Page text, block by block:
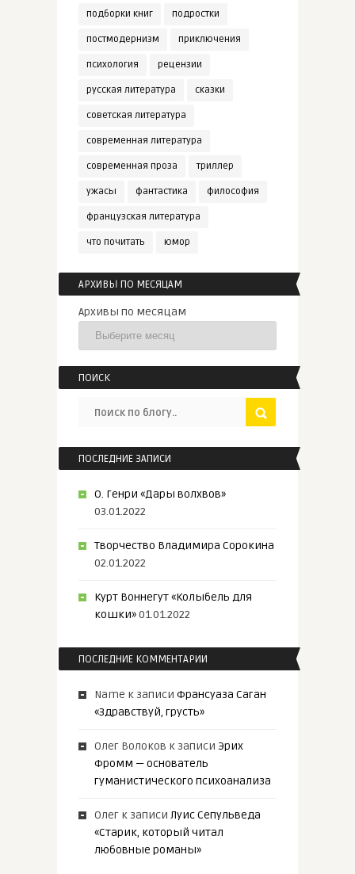
подборки книг подростки
постмодернизм приключения
психология рецензии
русская литература сказки
советская литература
современная литература
современная проза триллер
ужасы фантастика философия
французская литература
что почитать юмор
АРХИВЫ ПО МЕСЯЦАМ
Архивы по месяцам
ПОИСК
ПОСЛЕДНИЕ ЗАПИСИ
О. Генри «Дары волхвов»
03.01.2022
Творчество Владимира Сорокина
02.01.2022
Курт Воннегут «Колыбель для
кошки» 01.01.2022
ПОСЛЕДНИЕ КОММЕНТАРИИ
Name к записи Франсуаза Саган
«Здравствуй, грусть»
Олег Волоков к записи Эрих
Фромм — основатель
гуманистического психоанализа
Олегк записи Луис Сепульведа
«Старик, который читал
любовные романы»